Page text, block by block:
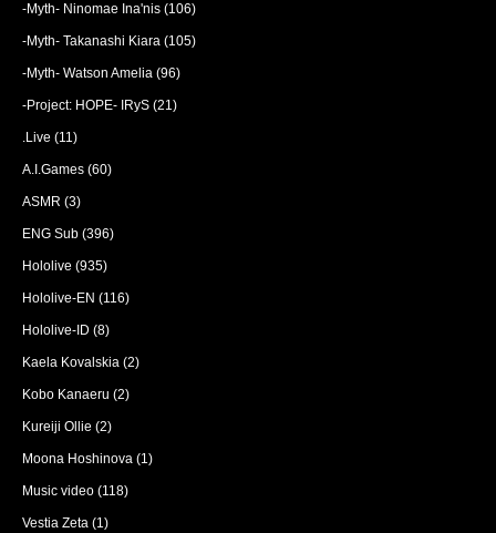
-Myth- Ninomae Ina'nis (106)
-Myth- Takanashi Kiara (105)
-Myth- Watson Amelia (96)
-Project: HOPE- IRyS (21)
.Live (11)
A.I.Games (60)
ASMR (3)
ENG Sub (396)
Hololive (935)
Hololive-EN (116)
Hololive-ID (8)
Kaela Kovalskia (2)
Kobo Kanaeru (2)
Kureiji Ollie (2)
Moona Hoshinova (1)
Music video (118)
Vestia Zeta (1)